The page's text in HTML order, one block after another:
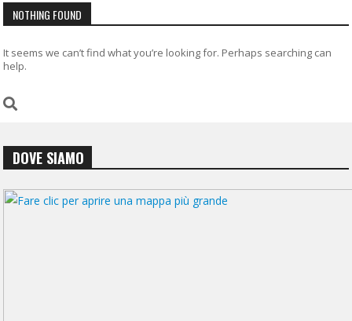
NOTHING FOUND
It seems we can’t find what you’re looking for. Perhaps searching can
help.
DOVE SIAMO